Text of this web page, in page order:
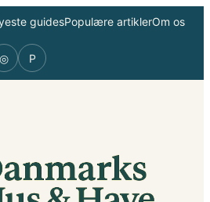
guidesPopulære artiklerOm os
◎ P